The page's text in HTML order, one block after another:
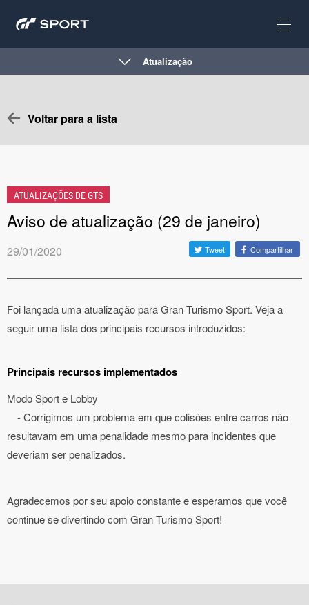
Atualização
Voltar para a lista
ATUALIZAÇÕES DE GTS
Aviso de atualização (29 de janeiro)
29/01/2020 Tweet Compartilhar
Foi lançada uma atualização para Gran Turismo Sport. Veja a
seguir uma lista dos principais recursos introduzidos:
Principais recursos implementados
Modo Sport e Lobby
- Corrigimos um problema em que colisões entre carros não
resultavam em uma penalidade mesmo para incidentes que
deveriam ser penalizados.
Agradecemos por seu apoio constante e esperamos que você
continue se divertindo com Gran Turismo Sport!